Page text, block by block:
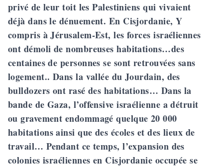
privé de leur toit les Palestiniens qui vivaient
déjà dans le dénuement. En Cisjordanie, Y
compris à Jérusalem-Est, les forces israéliennes
ont démoli de nombreuses habitations…des
centaines de personnes se sont retrouvées sans
logement.. Dans la vallée du Jourdain, des
bulldozers ont rasé des habitations… Dans la
bande de Gaza, l’offensive israélienne a détruit
ou gravement endommagé quelque 20 000
habitations ainsi que des écoles et des lieux de
travail… Pendant ce temps, l’expansion des
colonies israéliennes en Cisjordanie occupée se